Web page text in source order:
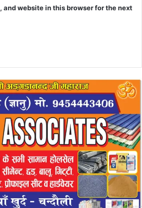
and website in this browser for the next